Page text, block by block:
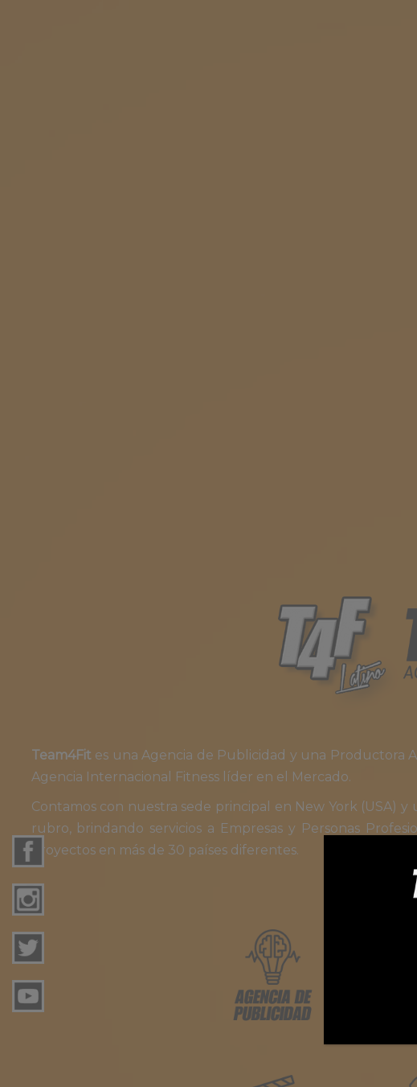
Team4Fites una Agencia de Publicidad y una Productora
Agencia Internacional Fitness líder en el Mercado.
Contamos con nuestra sede principal en New York (USA)
rubro, brindando servicios a Empresas y Personas
proyectos en más de 30 países diferentes.